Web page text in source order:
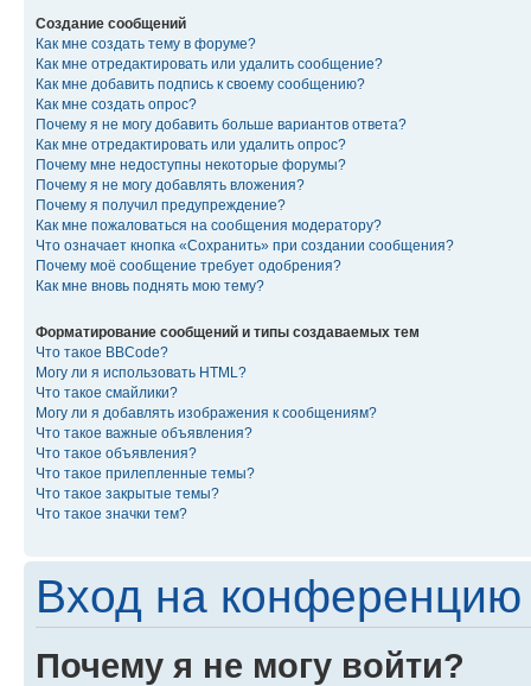
Создание сообщений
Как мне создать тему в форуме?
Как мне отредактировать или удалить сообщение?
Как мне добавить подпись к своему сообщению?
Как мне создать опрос?
Почему я не могу добавить больше вариантов ответа?
Как мне отредактировать или удалить опрос?
Почему мне недоступны некоторые форумы?
Почему я не могу добавлять вложения?
Почему я получил предупреждение?
Как мне пожаловаться на сообщения модератору?
Что означает кнопка «Сохранить» при создании сообщения?
Почему моё сообщение требует одобрения?
Как мне вновь поднять мою тему?
Форматирование сообщений и типы создаваемых тем
Что такое BBCode?
Могу ли я использовать HTML?
Что такое смайлики?
Могу ли я добавлять изображения к сообщениям?
Что такое важные объявления?
Что такое объявления?
Что такое прилепленные темы?
Что такое закрытые темы?
Что такое значки тем?
Вход на конференцию
Почему я не могу войти?